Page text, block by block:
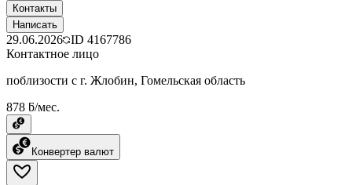
Контакты
Написать
29.06.2026 ID 4167786
Контактное лицо
поблизости с г. Жлобин, Гомельская область
878 ƃ/мес.
Конвертер валют